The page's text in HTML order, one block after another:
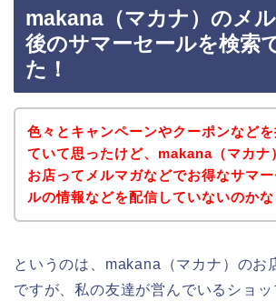
makana（マカナ）のメ
後のサマーセールを検索
た！
色々とキャンペーンやクーポンなどを
ていて思ったけど、makana（マカナ
お店ってメルマガなどでお得なサマ
ルの情報などを配信していないのかな
というのは、makana（マカナ）のお
ですが、私の友達が営んでいるショ